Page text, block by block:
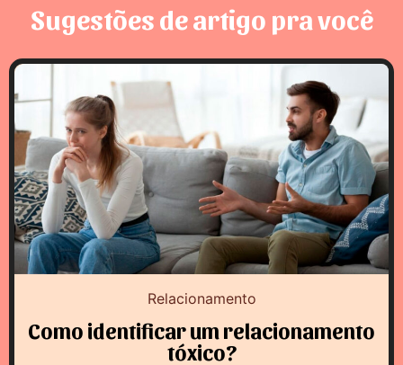
Sugestões de artigo pra você
Relacionamento
Como identificar um relacionamento
tóxico?